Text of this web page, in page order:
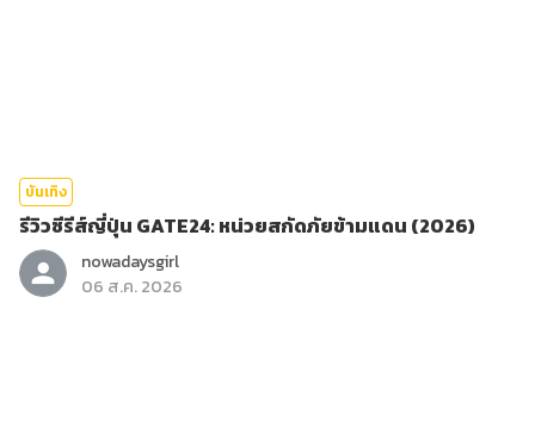
บันเทิง
รีวิวซีรีส์ญี่ปุ่น GATE24: หน่วยสกัดภัยข้ามแดน (2026)
nowadaysgirl
06 ส.ค. 2026